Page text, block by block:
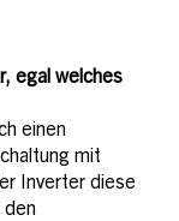
egal welches
einen
mit
Inverter diese
den